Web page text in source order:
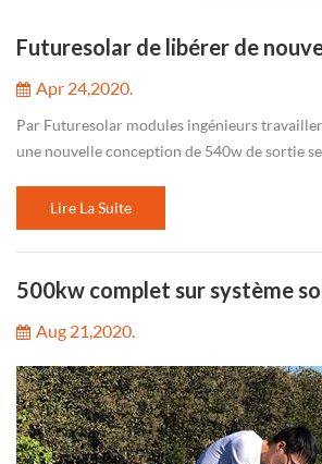
Apr 24,2020.
Par Futuresolar modules ingénieurs
une nouvelle conception de 540w de sortie
sortie...Lire La Suite
500kw complet sur système
Aug 21,2020.